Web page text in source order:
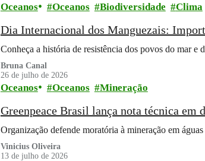
Oceanos Oceanos Biodiversidade Clima
Dia Internacional dos Manguezais:
Conheça a história de resistência dos povos do mar e
Bruna Canal
26 de julho de 2026
Oceanos Oceanos Mineração
Greenpeace Brasil lança nota técnica em
Organização defende moratória à mineração em
Vinicius Oliveira
13 de julho de 2026